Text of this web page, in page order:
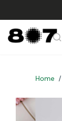
Home /